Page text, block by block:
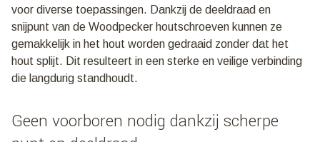
voor diverse toepassingen. Dankzij de deeldraad en
snijpunt van de Woodpecker houtschroeven kunnen ze
gemakkelijk in het hout worden gedraaid zonder dat het
hout splijt. Dit resulteert in een sterke en veilige verbinding
die langdurig standhoudt.
Geen voorboren nodig dankzij scherpe